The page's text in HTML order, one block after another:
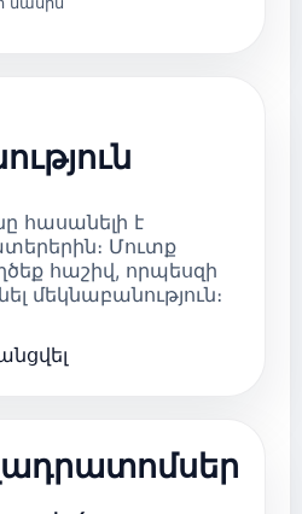
հասանելի է
Մուտք
հաշիվ, որպեսզի
մեկնաբանություն։